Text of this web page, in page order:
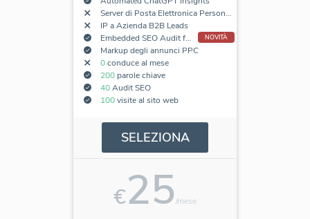
Server di Posta Elettronica Personalizzato
IP a Azienda B2B Leads
Embedded SEO Audit forms
NOVITÀ
Markup degli annunci PPC
0conduce al mese
200parole chiave
40Audit SEO
100visite al sito web
SELEZIONA
€25/mese